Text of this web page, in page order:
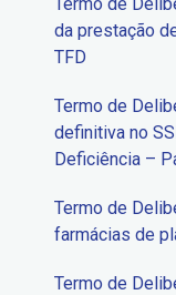
da prestação
TFD
Termo de
definitiva no
Deficiência –
Termo de
farmácias de
Termo de